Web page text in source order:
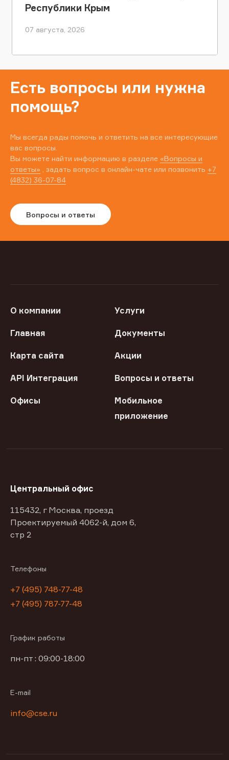
Республики Крым
07 августа, 2026
Есть вопросы или нужна
помощь?
Мы всегда рады помочь и ответить на все интересующие
вас вопросы.
Вы можете найти информацию в разделе «Вопросы и
ответы» , задать вопрос в онлайн-чате или позвонить +7
(4832) 36-07-84
Вопросы и ответы
О компании Услуги
Главная Документы
Карта сайта Акции
API Интеграция Вопросы и ответы
Офисы
Мобильное
приложение
Центральный офис
115432, г Москва, проезд
Проектируемый 4062-й, дом 6,
стр 2
Телефоны
+7 (495) 748-77-48
+7 (495) 787-77-48
График работы
пн-пт : 09:00-18:00
E-mail
info@cse.ru